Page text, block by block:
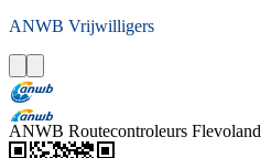
ANWB Vrijwilligers
ANWB Routecontroleurs Flevoland